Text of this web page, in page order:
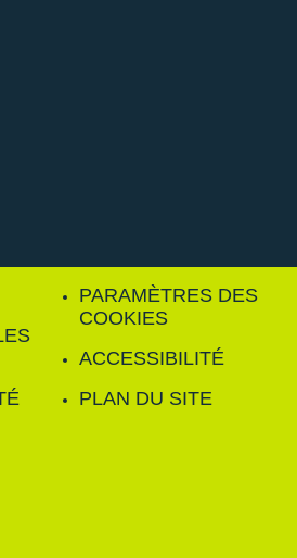
PARAMÈTRES DES
COOKIES
ACCESSIBILITÉ
PLAN DU SITE